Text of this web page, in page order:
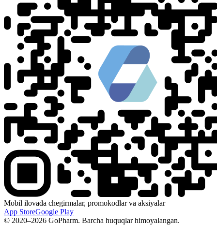
Mobil ilovada chegirmalar, promokodlar va aksiyalar
App StoreGoogle Play
© 2020–2026 GoPharm. Barcha huquqlar himoyalangan.